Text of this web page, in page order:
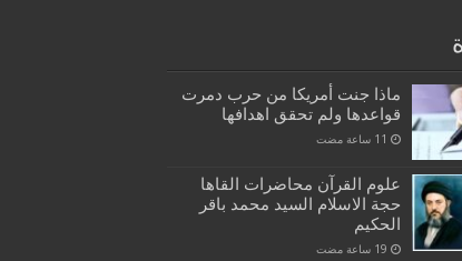
ماذا جنت أمريكا من حرب دمرت
قواعدها ولم تحقق اهدافها
علوم القرآن محاضرات القاها
حجة الاسلام السيد محمد باقر
الحكيم